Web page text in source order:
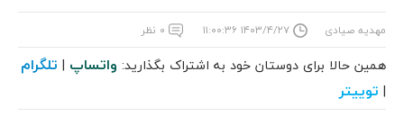
مهدیه صیادی ۱۴۰۳/۴/۲۷ ۱۱:۰۰:۳۶ ۰ نظر
همین حالا برای دوستان خود به اشتراک بگذارید: واتساپ | تلگرام
| توییتر